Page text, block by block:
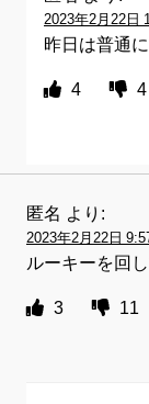
2023年2月22日
昨日は普通
4 4
匿名 より:
2023年2月22日
ルーキーを回
3 11